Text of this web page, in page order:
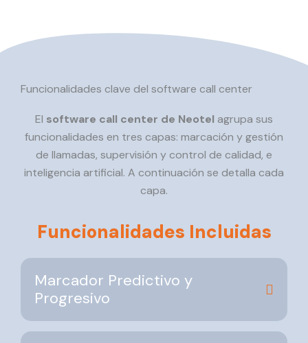
Funcionalidades clave del software call center
El software call center de Neotel agrupa sus
funcionalidades en tres capas: marcación y gestión
de llamadas, supervisión y control de calidad, e
inteligencia artificial. A continuación se detalla cada
capa.
Funcionalidades Incluidas
Marcador Predictivo y
Progresivo